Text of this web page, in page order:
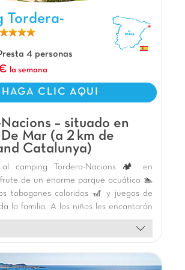
Nacions, Camping Cataluña
Tordera-
4 personas
la semana
HAGA CLIC AQUI
Nacions – situado en
Mar (a 2 km de
Catalunya)
al camping Tordera-Nacions 🏕️ en
de un enorme parque acuático 🏊
toboganes coloridos 🎢 y juegos de
la familia. A los niños les encantarán
temáticas (barco vikingo, cohete,
las mascotas 🥳. Nuestro dinámico
y fiestas de la espuma. Para los